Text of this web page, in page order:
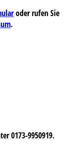
oder rufen Sie
.
0173-9950919.